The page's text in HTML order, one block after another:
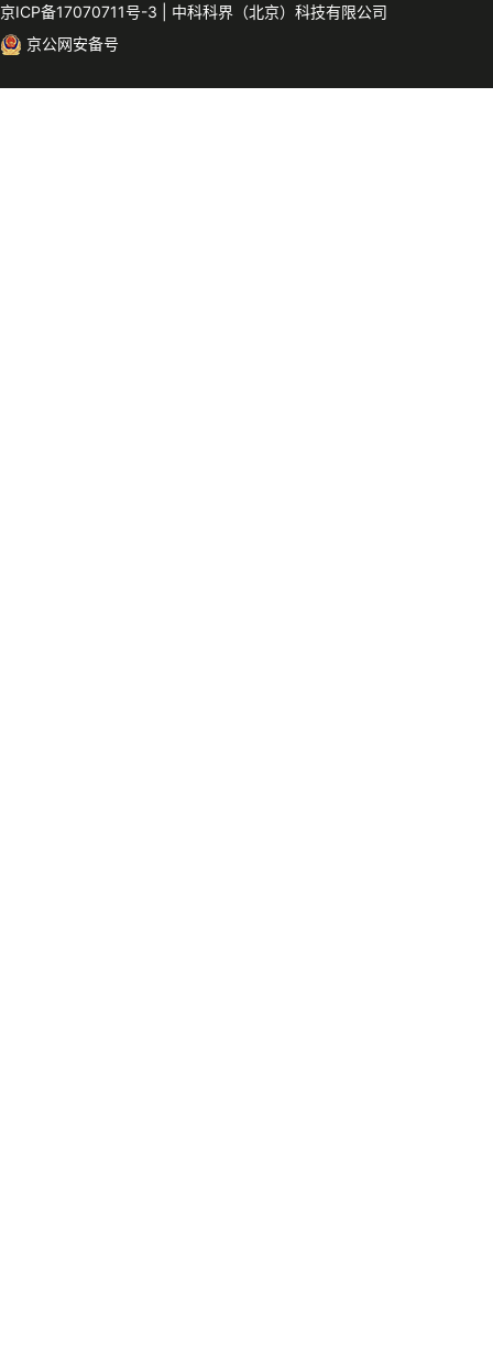
京ICP备17070711号-3
中科科界（北京）科技有限公司
京公网安备号